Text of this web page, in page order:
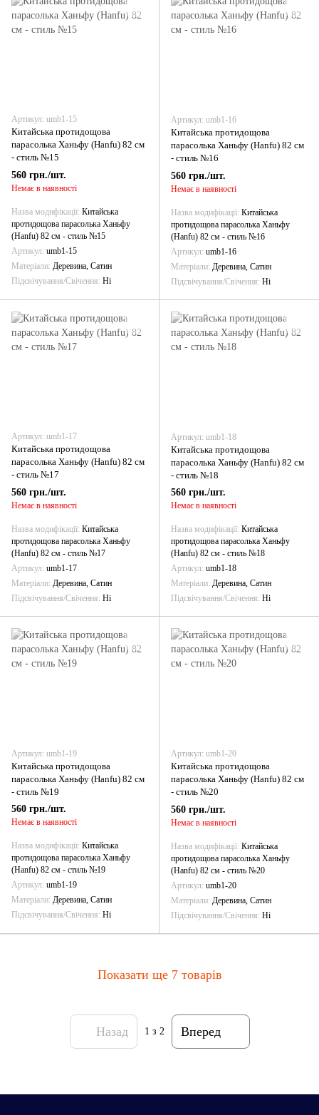
Артикул: umb1-15
Китайська протидощова
парасолька Ханьфу (Hanfu) 82 см
- стиль №15
560 грн./шт.
Немає в наявності
Назва модифікації Китайська
протидощова парасолька Ханьфу
(Hanfu) 82 см - стиль №15
Артикул umb1-15
Матеріали Деревина, Сатин
Підсвічування/Свічення Ні
Артикул: umb1-16
Китайська протидощова
парасолька Ханьфу (Hanfu) 82 см
- стиль №16
560 грн./шт.
Немає в наявності
Назва модифікації Китайська
протидощова парасолька Ханьфу
(Hanfu) 82 см - стиль №16
Артикул umb1-16
Матеріали Деревина, Сатин
Підсвічування/Свічення Ні
Артикул: umb1-17
Китайська протидощова
парасолька Ханьфу (Hanfu) 82 см
- стиль №17
560 грн./шт.
Немає в наявності
Назва модифікації Китайська
протидощова парасолька Ханьфу
(Hanfu) 82 см - стиль №17
Артикул umb1-17
Матеріали Деревина, Сатин
Підсвічування/Свічення Ні
Артикул: umb1-18
Китайська протидощова
парасолька Ханьфу (Hanfu) 82 см
- стиль №18
560 грн./шт.
Немає в наявності
Назва модифікації Китайська
протидощова парасолька Ханьфу
(Hanfu) 82 см - стиль №18
Артикул umb1-18
Матеріали Деревина, Сатин
Підсвічування/Свічення Ні
Артикул: umb1-19
Китайська протидощова
парасолька Ханьфу (Hanfu) 82 см
- стиль №19
560 грн./шт.
Немає в наявності
Назва модифікації Китайська
протидощова парасолька Ханьфу
(Hanfu) 82 см - стиль №19
Артикул umb1-19
Матеріали Деревина, Сатин
Підсвічування/Свічення Ні
Артикул: umb1-20
Китайська протидощова
парасолька Ханьфу (Hanfu) 82 см
- стиль №20
560 грн./шт.
Немає в наявності
Назва модифікації Китайська
протидощова парасолька Ханьфу
(Hanfu) 82 см - стиль №20
Артикул umb1-20
Матеріали Деревина, Сатин
Підсвічування/Свічення Ні
Показати ще 7 товарів
Назад 1 з 2 Вперед